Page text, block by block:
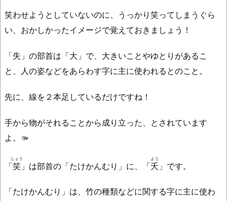
笑わせようとしていないのに、うっかり笑ってしまうぐら
い、おかしかったイメージで覚えておきましょう！
「失」の部首は「大」で、大きいことやゆとりがあるこ
と、人の姿などをあらわす字に主に使われるとのこと。
先に、線を２本足しているだけですね！
手から物がそれることから成り立った、とされています
よ。🫳
「笑
しょう
」は部首の「たけかんむり」に、「夭
よう
」です。
「たけかんむり」は、竹の種類などに関する字に主に使わ